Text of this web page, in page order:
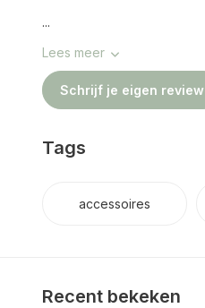
...
Lees meer
Schrijf je eigen review
Tags
accessoires
Recent bekeken